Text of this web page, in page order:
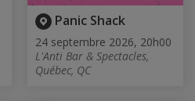
Panic Shack
24 septembre 2026, 20h00
L'Anti Bar & Spectacles,
Québec, QC